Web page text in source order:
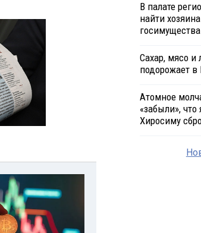
В палате
найти
госимущества
Сахар, мясо и
подорожает
Атомное
«забыли»,
Хиросиму